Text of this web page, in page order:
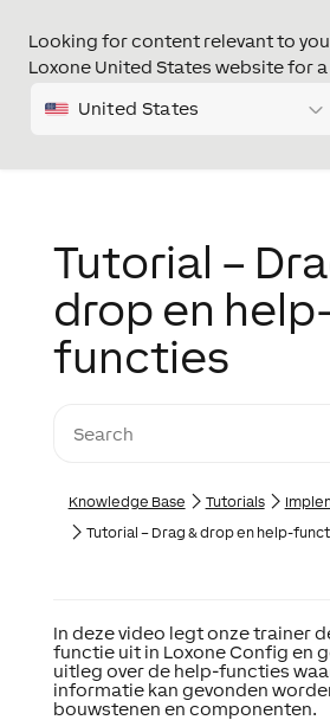
Looking for content relevant to
Loxone United States website for
United States
Tutorial –
drop en
functies
Knowledge Base Tutorials
Tutorial – Drag & drop en help-
In deze video legt onze trainer
functie uit in Loxone Config en
uitleg over de help-functies
informatie kan gevonden
bouwstenen en componenten.